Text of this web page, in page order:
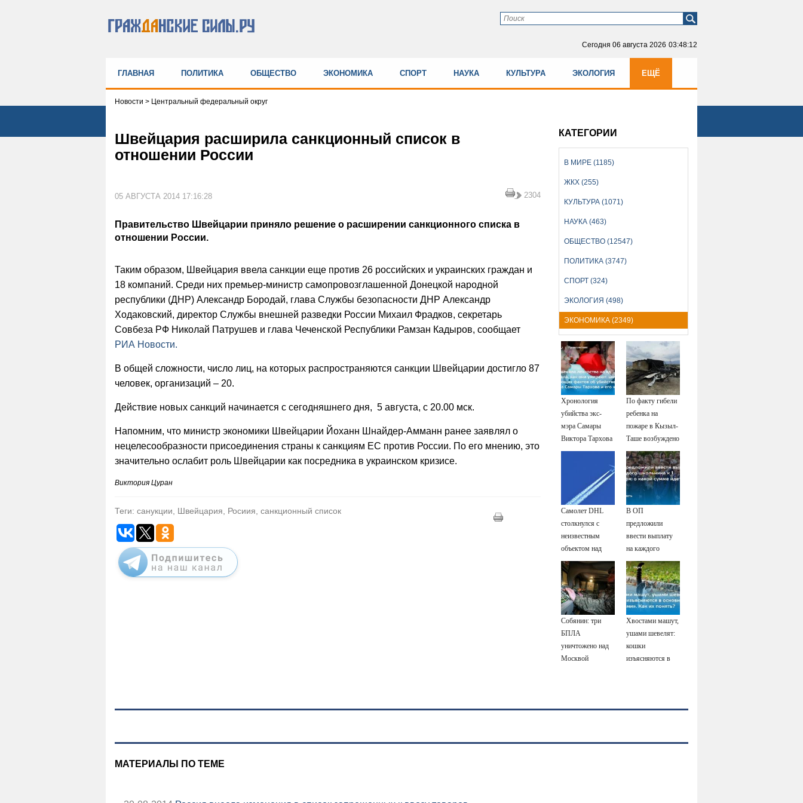
Сегодня 06 августа 2026 03:48:12
ГЛАВНАЯ ПОЛИТИКА ОБЩЕСТВО ЭКОНОМИКА СПОРТ НАУКА КУЛЬТУРА ЭКОЛОГИЯ ЕЩЁ
Новости > Центральный федеральный округ
Швейцария расширила санкционный список в
отношении России
05 АВГУСТА 2014 17:16:28 2304
Правительство Швейцарии приняло решение о расширении санкционного списка в
отношении России.
Таким образом, Швейцария ввела санкции еще против 26 российских и украинских граждан и
18 компаний. Среди них премьер-министр самопровозглашенной Донецкой народной
республики (ДНР) Александр Бородай, глава Службы безопасности ДНР Александр
Ходаковский, директор Службы внешней разведки России Михаил Фрадков, секретарь
Совбеза РФ Николай Патрушев и глава Чеченской Республики Рамзан Кадыров, сообщает
РИА Новости.
В общей сложности, число лиц, на которых распространяются санкции Швейцарии достигло 87
человек, организаций – 20.
Действие новых санкций начинается с сегодняшнего дня, 5 августа, с 20.00 мск.
Напомним, что министр экономики Швейцарии Йоханн Шнайдер-Амманн ранее заявлял о
нецелесообразности присоединения страны к санкциям ЕС против России. По его мнению, это
значительно ослабит роль Швейцарии как посредника в украинском кризисе.
Виктория Цуран
Теги: санукции, Швейцария, Росиия, санкционный список
КАТЕГОРИИ
В МИРЕ (1185)
ЖКХ (255)
КУЛЬТУРА (1071)
НАУКА (463)
ОБЩЕСТВО (12547)
ПОЛИТИКА (3747)
СПОРТ (324)
ЭКОЛОГИЯ (498)
ЭКОНОМИКА (2349)
Хронология
убийства экс-
мэра Самары
Виктора Тархова
и его жены: шесть
фактов, новые
подробности
По факту гибели
ребенка на
пожаре в Кызыл-
Таше возбуждено
уголовное дело
Самолет DHL
столкнулся с
неизвестным
объектом над
Лейпцигом -
Новости на
Вести.ru
В ОП
предложили
ввести выплату
на каждого
школьника к 1
сентября: о какой
сумме идет речь
Собянин: три
БПЛА
уничтожено над
Москвой
Хвостами машут,
ушами шевелят:
кошки
изъясняются в
МАТЕРИАЛЫ ПО ТЕМЕ